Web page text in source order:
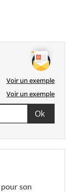
Voir un exemple
Voir un exemple
son